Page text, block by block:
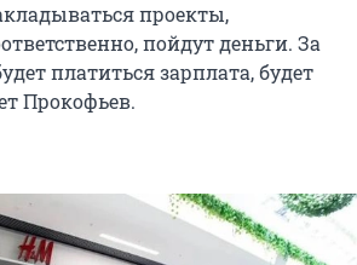
проекты,
пойдут деньги. За
платиться зарплата, будет
Прокофьев.